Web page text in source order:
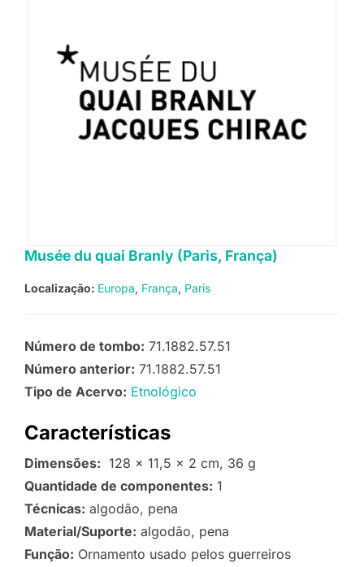
Musée du quai Branly (Paris, França)
Localização: Europa França Paris
Número de tombo: 71.1882.57.51
Número anterior: 71.1882.57.51
Tipo de Acervo: Etnológico
Características
Dimensões: 128 x 11,5 x 2 cm, 36 g
Quantidade de componentes: 1
Técnicas: algodão, pena
Material/Suporte: algodão, pena
Função: Ornamento usado pelos guerreiros